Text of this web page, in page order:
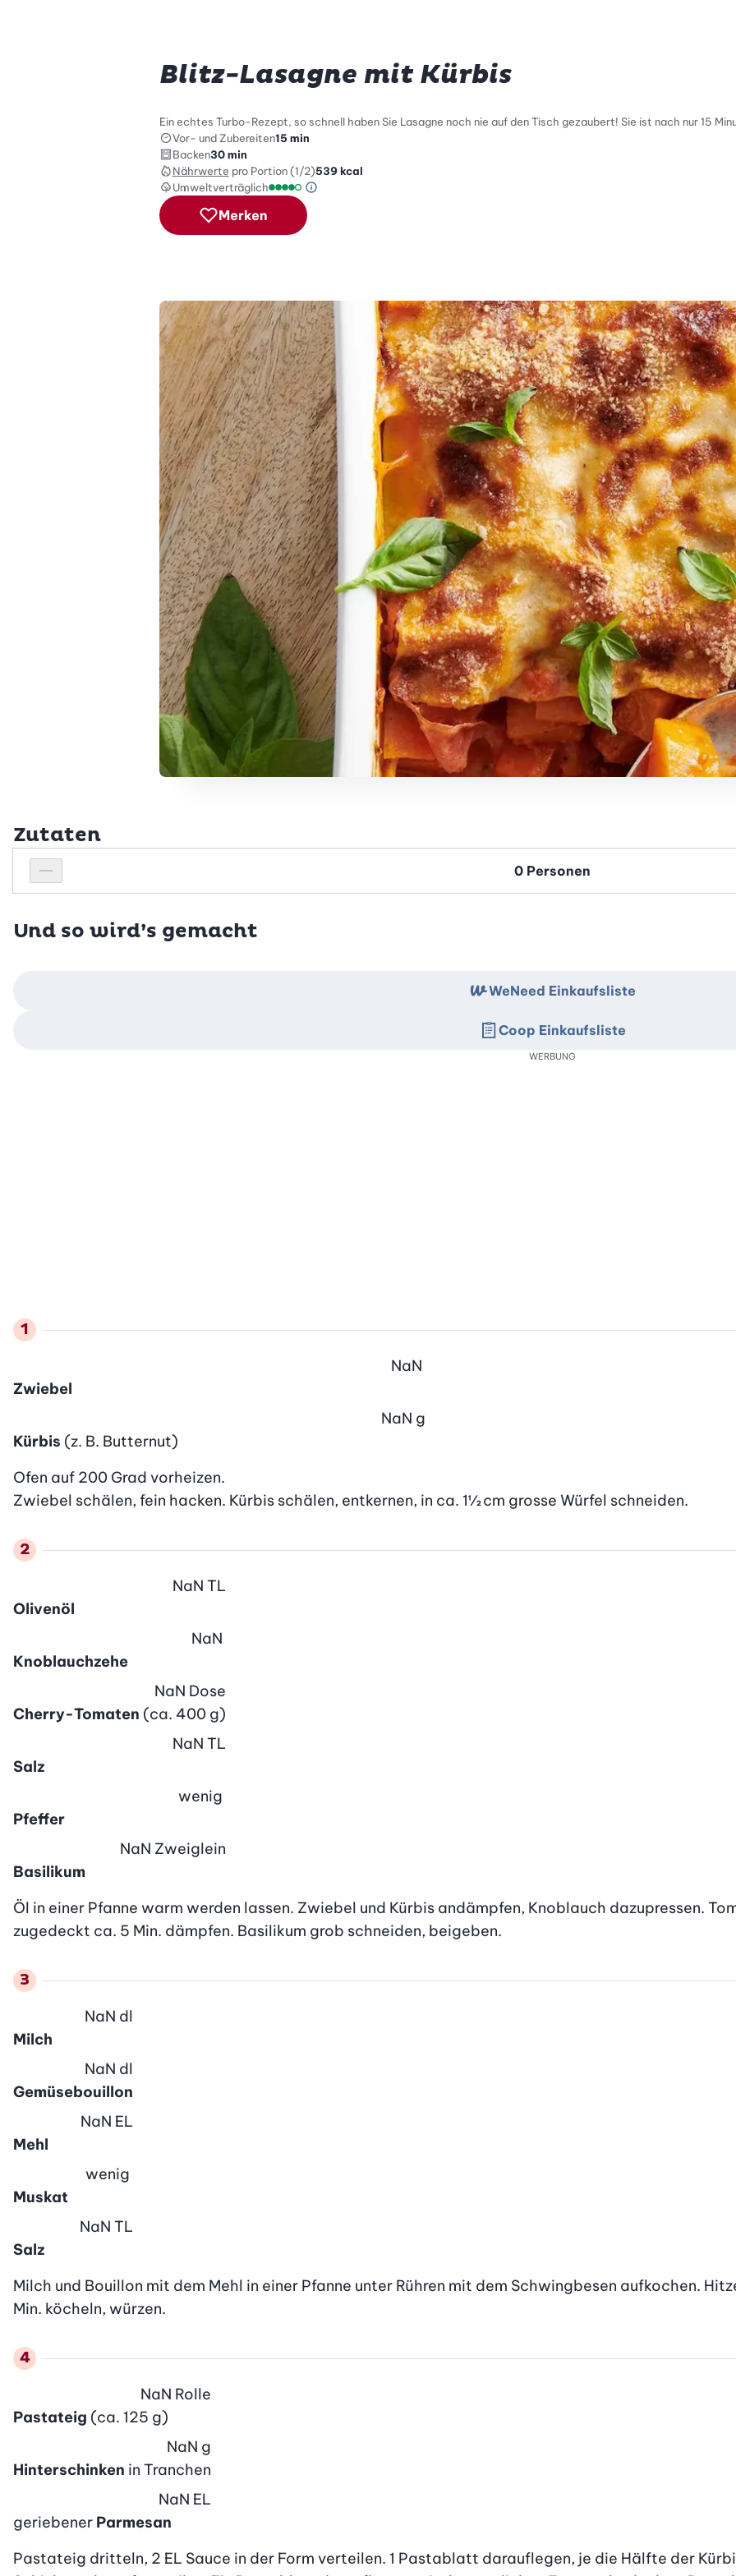
Blitz-Lasagne mit Kürbis
Ein echtes Turbo-Rezept, so schnell haben Sie Lasagne noch nie auf den Tisch gezaubert! Sie ist nach nur 15
Vor- und Zubereiten15 min
Backen30 min
Nährwerte pro Portion (1/2)539 kcal
Umweltverträglich
Umweltverträglichkeitsskala: 4 von 5
Green Betty Skala Info
Merken
Zutaten
Personenanzahl verringern
Personenanzahl
Und so wird’s gemacht
Zwiebel
NaN
Kürbis (z. B. Butternut)
NaN g
Ofen auf 200 Grad vorheizen.
Zwiebel schälen, fein hacken. Kürbis schälen, entkernen, in ca. 1½ cm grosse Würfel schneiden.
Olivenöl
NaN TL
Knoblauchzehe
NaN
Cherry-Tomaten (ca. 400 g)
NaN Dose
Salz
NaN TL
Pfeffer
wenig
Basilikum
NaN Zweiglein
Öl in einer Pfanne warm werden lassen. Zwiebel und Kürbis andämpfen, Knoblauch dazupressen.
zugedeckt ca. 5 Min. dämpfen. Basilikum grob schneiden, beigeben.
Milch
NaN dl
Gemüsebouillon
NaN dl
Mehl
NaN EL
Muskat
wenig
Salz
NaN TL
Milch und Bouillon mit dem Mehl in einer Pfanne unter Rühren mit dem Schwingbesen aufkochen.
Min. köcheln, würzen.
Pastateig (ca. 125 g)
NaN Rolle
Hinterschinken in Tranchen
NaN g
geriebener Parmesan
NaN EL
Pastateig dritteln, 2 EL Sauce in der Form verteilen. 1 Pastablatt darauflegen, je die Hälfte der
WeNeed Einkaufsliste
Coop Einkaufsliste
WERBUNG